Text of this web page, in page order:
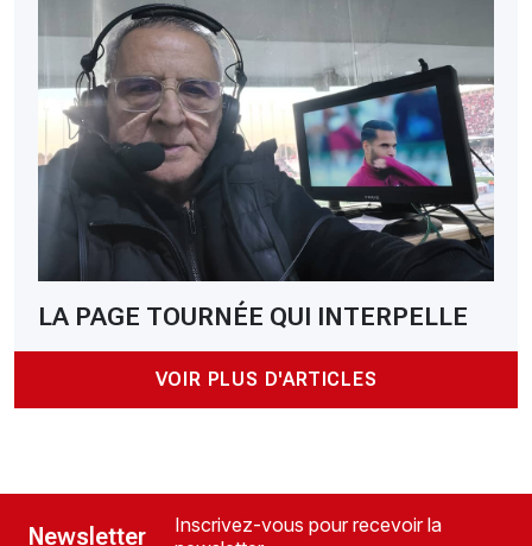
LA PAGE TOURNÉE QUI INTERPELLE
VOIR PLUS D'ARTICLES
Newsletter
Inscrivez-vous pour recevoir la